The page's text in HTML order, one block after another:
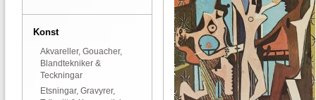
Konst
Akvareller, Gouacher,
Blandtekniker &
Teckningar
Etsningar, Gravyrer,